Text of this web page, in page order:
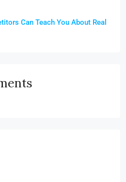
Can Teach You About Real